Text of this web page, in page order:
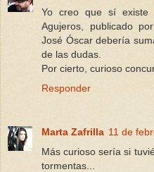
Yo creo que sí
Agujeros, publicado
José Óscar debería
de las dudas.
Por cierto, curioso
Responder
Marta Zafrilla 11 de
Más curioso sería si
tormentas...